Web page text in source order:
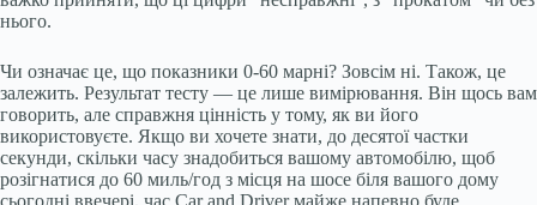
нього.
Чи означає це, що показники 0-60 марні? Зовсім ні. Також, це
залежить. Результат тесту — це лише вимірювання. Він щось вам
говорить, але справжня цінність у тому, як ви його
використовуєте. Якщо ви хочете знати, до десятої частки
секунди, скільки часу знадобиться вашому автомобілю, щоб
розігнатися до 60 миль/год з місця на шосе біля вашого дому
сьогодні ввечері, час Car and Driver майже напевно буде